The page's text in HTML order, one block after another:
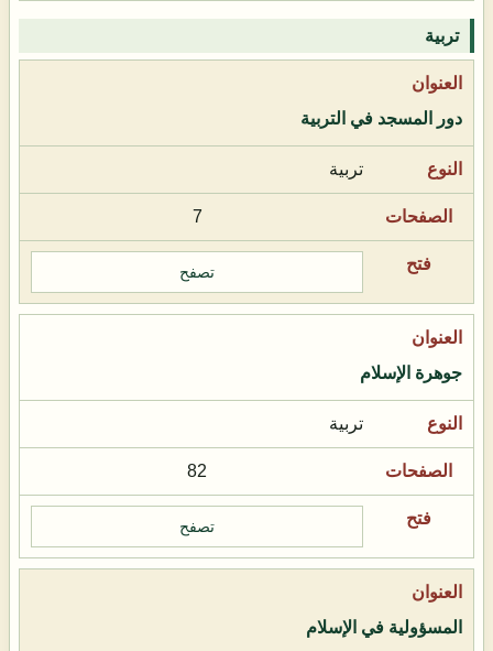
تربية
دور المسجد في التربية
تربية
7
تصفح
جوهرة الإسلام
تربية
82
تصفح
المسؤولية في الإسلام